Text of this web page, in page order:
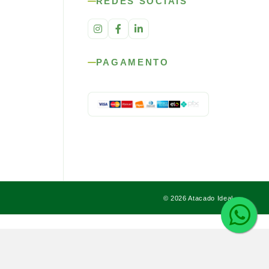
PAGAMENTO
© 2026 Atacado Ideal